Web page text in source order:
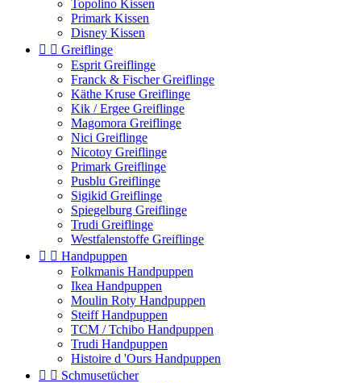
Topolino Kissen
Primark Kissen
Disney Kissen
  Greiflinge
Esprit Greiflinge
Franck & Fischer Greiflinge
Käthe Kruse Greiflinge
Kik / Ergee Greiflinge
Magomora Greiflinge
Nici Greiflinge
Nicotoy Greiflinge
Primark Greiflinge
Pusblu Greiflinge
Sigikid Greiflinge
Spiegelburg Greiflinge
Trudi Greiflinge
Westfalenstoffe Greiflinge
  Handpuppen
Folkmanis Handpuppen
Ikea Handpuppen
Moulin Roty Handpuppen
Steiff Handpuppen
TCM / Tchibo Handpuppen
Trudi Handpuppen
Histoire d 'Ours Handpuppen
  Schmusetücher